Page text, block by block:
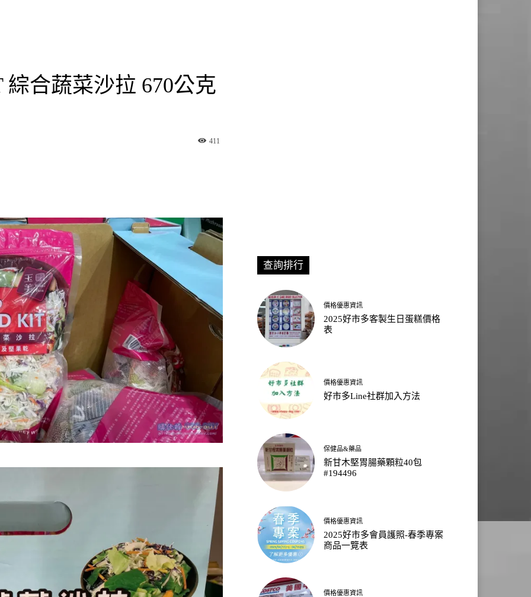
合蔬菜沙拉 670公克
411
查詢排行
價格優惠資訊
2025好市多客製生日蛋糕價格
表
價格優惠資訊
好市多Line社群加入方法
保健品&藥品
新甘木堅胃腸藥顆粒40包
#194496
價格優惠資訊
2025好市多會員護照-春季專案
商品一覽表
價格優惠資訊